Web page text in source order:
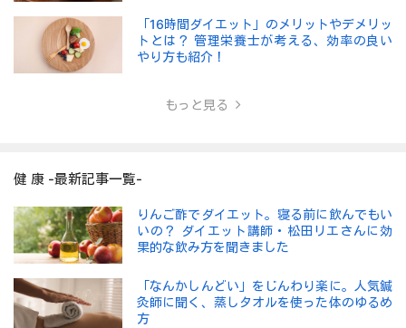
「16時間ダイエット」のメリットやデメリッ
トとは？ 管理栄養士が考える、効率の良い
やり方も紹介！
もっと見る
健 康 -最新記事一覧-
りんご酢でダイエット。寝る前に飲んでもい
いの？ ダイエット講師・松田リエさんに効
果的な飲み方を聞きました
「なんかしんどい」をじんわり楽に。人気鍼
灸師に聞く、蒸しタオルを使った体のゆるめ
方